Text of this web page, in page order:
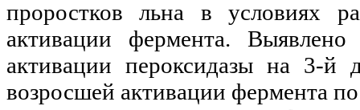
проростков льна в условиях
активации фермента.
активации пероксидазы на 3-й
возросшей активации фермента